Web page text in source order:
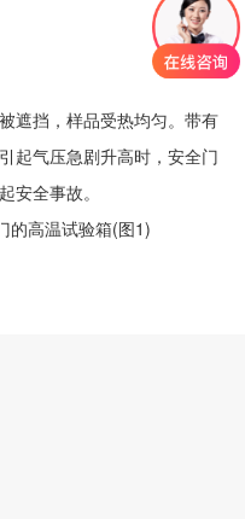
遮挡，样品受热均匀。带有
起气压急剧升高时，安全门
安全事故。